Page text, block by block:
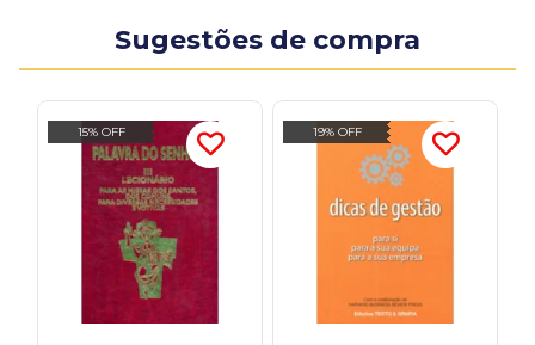
Sugestões de compra
15% OFF 19% OFF